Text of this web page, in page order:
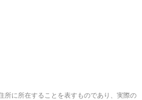
に所在することを表すものであり、実際の